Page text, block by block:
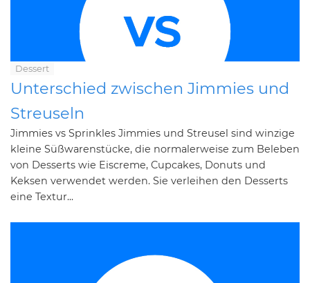
Dessert
Unterschied zwischen Jimmies und
Streuseln
Jimmies vs Sprinkles Jimmies und Streusel sind winzige
kleine Süßwarenstücke, die normalerweise zum Beleben
von Desserts wie Eiscreme, Cupcakes, Donuts und
Keksen verwendet werden. Sie verleihen den Desserts
eine Textur...